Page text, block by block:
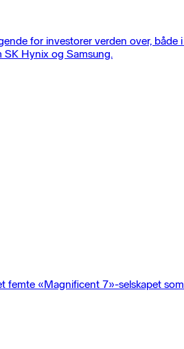
for investorer verden over,
SK Hynix og Samsung.
«Magnificent 7»-selskapet